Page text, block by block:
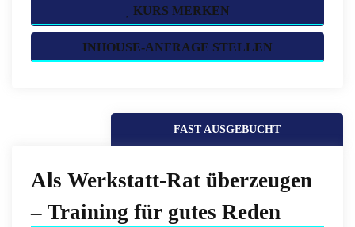
KURS MERKEN
INHOUSE-ANFRAGE STELLEN
FAST AUSGEBUCHT
Als Werkstatt-Rat überzeugen
– Training für gutes Reden